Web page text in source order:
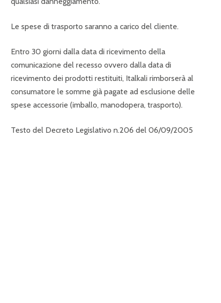
Le spese di trasporto saranno a carico del cliente.
Entro 30 giorni dalla data di ricevimento della
comunicazione del recesso ovvero dalla data di
ricevimento dei prodotti restituiti, Italkali rimborserà al
consumatore le somme già pagate ad esclusione delle
spese accessorie (imballo, manodopera, trasporto).
Testo del Decreto Legislativo n.206 del 06/09/2005